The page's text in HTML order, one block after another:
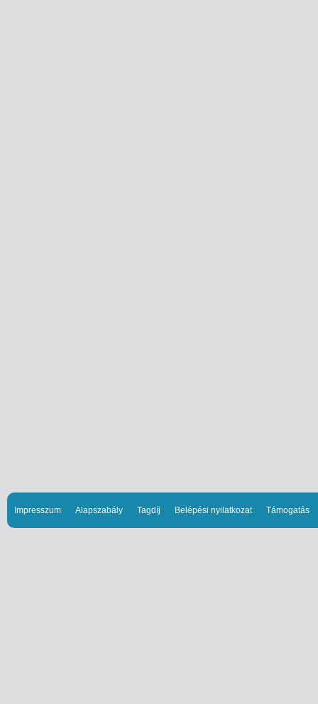
Impresszum Alapszabály Tagdíj Belépési nyilatkozat Támogatás